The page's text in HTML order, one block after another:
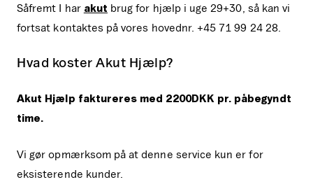
Såfremt I har akut brug for hjælp i uge 29+30, så kan vi
fortsat kontaktes på ‭vores hovednr. +45 71 99 24 28.
Hvad koster Akut Hjælp?
Akut Hjælp faktureres med 2200DKK pr. påbegyndt
time.
Vi gør opmærksom på at denne service kun er for
eksisterende kunder.